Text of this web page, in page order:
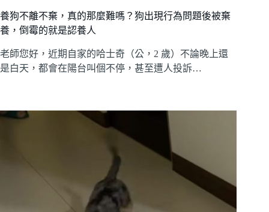
養狗不離不棄，真的那麼難嗎？狗出現行為問題後被棄
養，倒霉的就是認養人
老師您好，近期自家的哈士奇（公，2 歲）不論晚上還
是白天，都會在陽台叫個不停，甚至遭人投訴…